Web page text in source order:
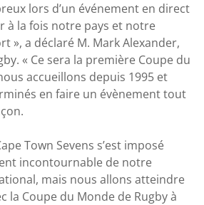
lors d’un événement en direct
à la fois notre pays et notre
», a déclaré M. Mark Alexander,
« Ce sera la première Coupe du
accueillons depuis 1995 et
en faire un évènement tout
Town Sevens s’est imposé
incontournable de notre
mais nous allons atteindre
la Coupe du Monde de Rugby à